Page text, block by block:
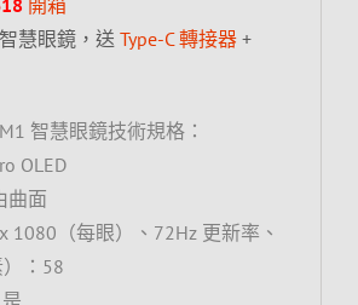
慧眼鏡，送 Type-C 轉接器+
智慧眼鏡技術規格：
OLED
曲面
1080（每眼）、72Hz 更新率、
）：58